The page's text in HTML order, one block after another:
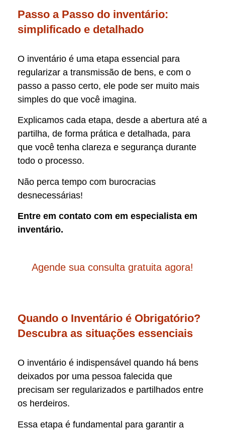
Passo a Passo do inventário:
simplificado e detalhado
O inventário é uma etapa essencial para
regularizar a transmissão de bens, e com o
passo a passo certo, ele pode ser muito mais
simples do que você imagina.
Explicamos cada etapa, desde a abertura até a
partilha, de forma prática e detalhada, para
que você tenha clareza e segurança durante
todo o processo.
Não perca tempo com burocracias
desnecessárias!
Entre em contato com em especialista em
inventário.
Agende sua consulta gratuita agora!
Quando o Inventário é Obrigatório?
Descubra as situações essenciais
O inventário é indispensável quando há bens
deixados por uma pessoa falecida que
precisam ser regularizados e partilhados entre
os herdeiros.
Essa etapa é fundamental para garantir a